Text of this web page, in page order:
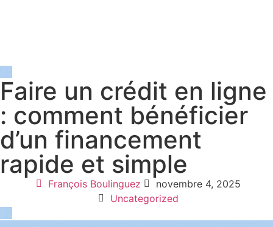
Faire un crédit en ligne
: comment bénéficier
d’un financement
rapide et simple
François Boulinguez
novembre 4, 2025
Uncategorized